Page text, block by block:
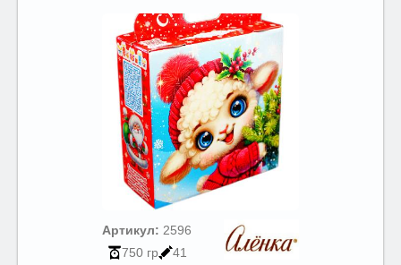
Артикул: 2596
750 гр
41